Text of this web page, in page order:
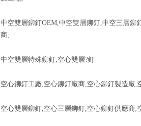
中空雙層鉚釘OEM,中空雙層鉚釘,中空三層鉚
商,
中空雙層特殊鉚釘,空心雙層?釘
空心鉚釘工廠,空心鉚釘廠商,空心鉚釘製造廠,
空心雙層鉚釘,空心三層鉚釘,空心鉚釘供應商,